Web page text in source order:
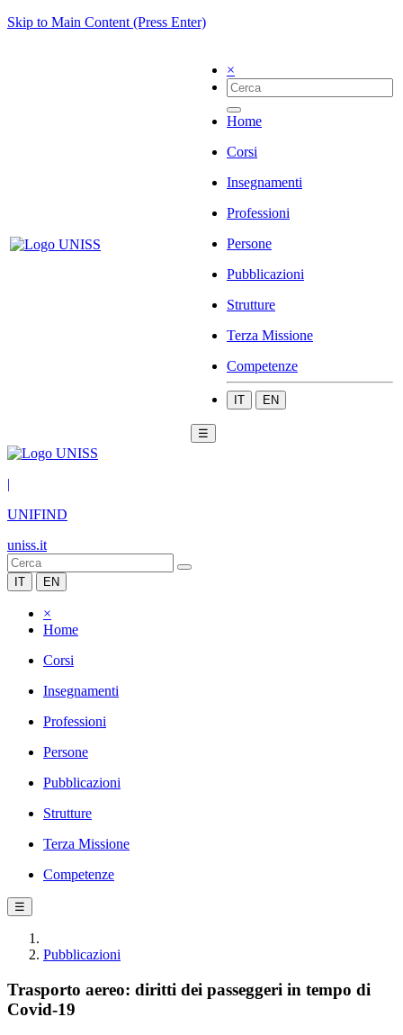
Skip to Main Content (Press Enter)
×
Home
Corsi
Insegnamenti
Professioni
Persone
Pubblicazioni
Strutture
Terza Missione
Competenze
IT EN
☰
|
UNIFIND
uniss.it
IT EN
×
Home
Corsi
Insegnamenti
Professioni
Persone
Pubblicazioni
Strutture
Terza Missione
Competenze
☰
Pubblicazioni
Trasporto aereo: diritti dei passeggeri in tempo di
Covid-19